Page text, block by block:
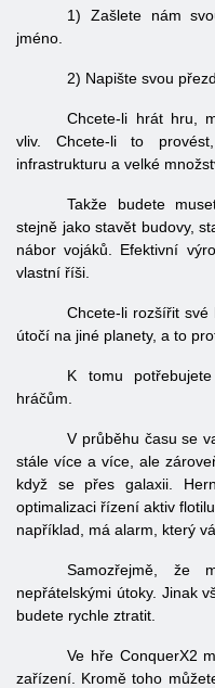
1) Zašlete nám
jméno.
2) Napište svou
Chcete-li hrát hru,
vliv. Chcete-li to
infrastrukturu a velké
Takže budete
stejně jako stavět budovy,
nábor vojáků. Efektivní
vlastní říši.
Chcete-li rozšířit své
útočí na jiné planety, a to
K tomu
hráčům.
V průběhu času se
stále více a více, ale
když se přes galaxii.
optimalizaci řízení aktiv
například, má alarm, který
Samozřejmě, že
nepřátelskými útoky. Jinak
budete rychle ztratit.
Ve hře ConquerX2
zařízení. Kromě toho